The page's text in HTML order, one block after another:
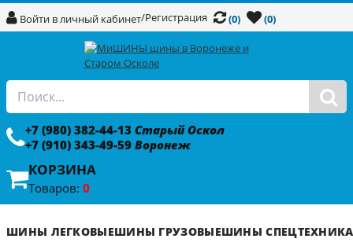
Войти в личный кабинет/Регистрация (0) (0)
+7 (980) 382-44-13 Старый Оскол
+7 (910) 343-49-59 Воронеж
КОРЗИНА
Товаров: 0
ШИНЫ ЛЕГКОВЫЕШИНЫ ГРУЗОВЫЕШИНЫ СПЕЦТЕХНИКА